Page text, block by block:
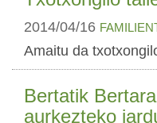
2014/04/16
Amaitu da
Bertatik
aurkezteko